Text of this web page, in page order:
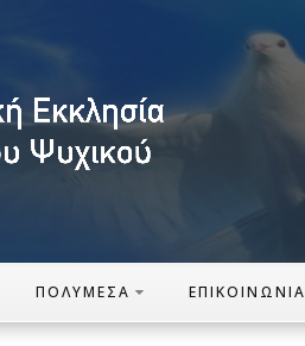
ΠΟΛΥΜΈΣΑ ΕΠΙΚΟΙΝΩΝΊΑ